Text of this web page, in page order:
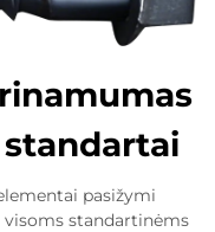
pasižymi
standartinėms